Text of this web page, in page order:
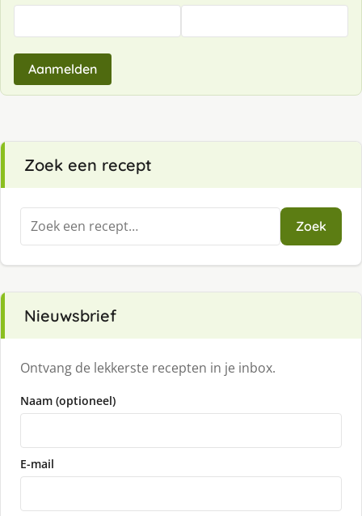
Aanmelden
Zoek een recept
Zoeken
naar:
Zoek
Nieuwsbrief
Ontvang de lekkerste recepten in je inbox.
Naam (optioneel)
E-mail